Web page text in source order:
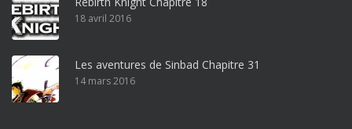
e
3
r
18 avril 2016
Les aventures de Sinbad Chapitre 31
14 mars 2016